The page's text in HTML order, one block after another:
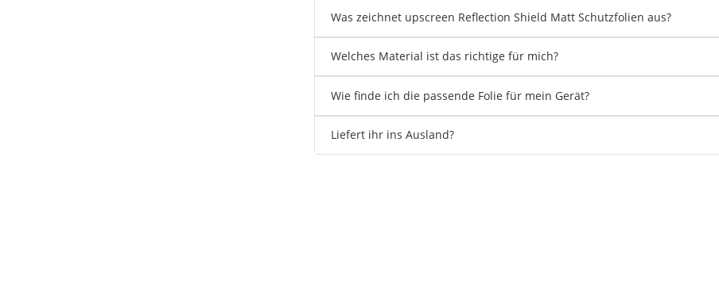
Was zeichnet upscreen Reflection Shield Matt Schutzfolien aus?
Welches Material ist das richtige für mich?
Wie finde ich die passende Folie für mein Gerät?
Liefert ihr ins Ausland?